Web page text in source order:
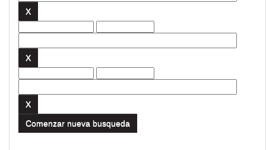
Comenzar nueva busqueda